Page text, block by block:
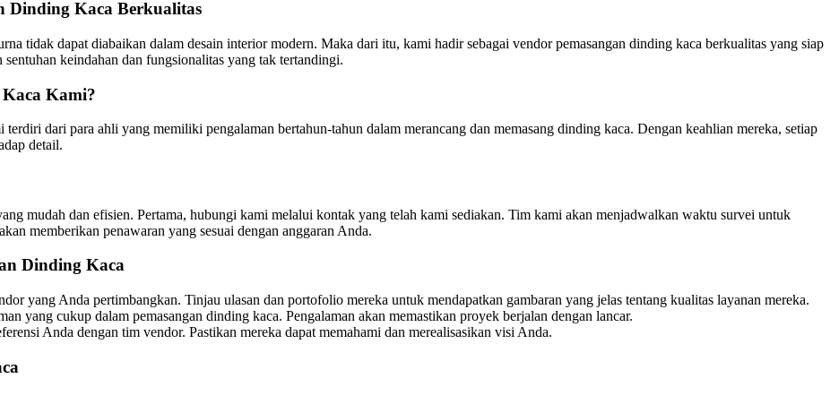
Dinding Kaca Berkualitas
tidak dapat diabaikan dalam desain interior modern. Maka dari itu, kami hadir sebagai vendor pemasangan dinding kaca berkualitas yang siap
keindahan dan fungsionalitas yang tak tertandingi.
Kami?
dari para ahli yang memiliki pengalaman bertahun-tahun dalam merancang dan memasang dinding kaca. Dengan keahlian mereka, setiap
detail.
mudah dan efisien. Pertama, hubungi kami melalui kontak yang telah kami sediakan. Tim kami akan menjadwalkan waktu survei untuk
memberikan penawaran yang sesuai dengan anggaran Anda.
Dinding Kaca
yang Anda pertimbangkan. Tinjau ulasan dan portofolio mereka untuk mendapatkan gambaran yang jelas tentang kualitas layanan mereka.
yang cukup dalam pemasangan dinding kaca. Pengalaman akan memastikan proyek berjalan dengan lancar.
Anda dengan tim vendor. Pastikan mereka dapat memahami dan merealisasikan visi Anda.